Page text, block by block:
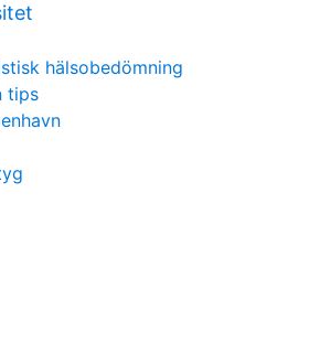
hälsobedömning
tips